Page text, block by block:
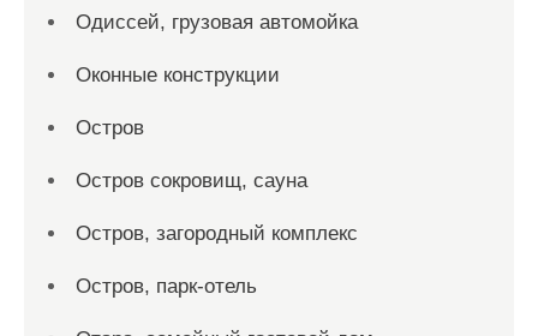
Одиссей, грузовая автомойка
Оконные конструкции
Остров
Остров сокровищ, сауна
Остров, загородный комплекс
Остров, парк-отель